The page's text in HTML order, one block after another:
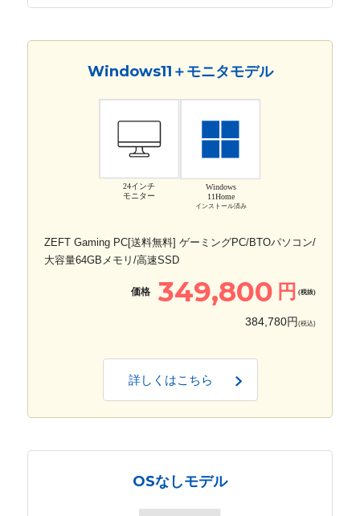
Windows11＋モニタモデル
24インチ
モニター
Windows
11Home
インストール済み
ZEFT Gaming PC[送料無料] ゲーミングPC/BTOパソコン/
大容量64GBメモリ/高速SSD
価格 349,800 円 (税抜)
384,780円 (税込)
詳しくはこちら
OSなしモデル